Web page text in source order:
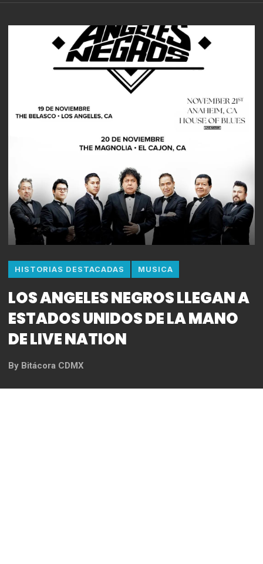
HISTORIAS DESTACADAS MUSICA
LOS ANGELES NEGROS LLEGAN A
ESTADOS UNIDOS DE LA MANO
DE LIVE NATION